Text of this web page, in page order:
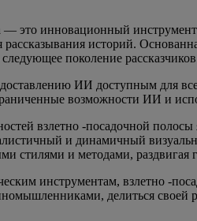
— это инновационный
историй.
поколение
ИИ доступным для
возможности ИИ и
взлетно -посадочной
и динамичный
стилями и методами, раздвигая
инструментам, взлетно -
делиться своей